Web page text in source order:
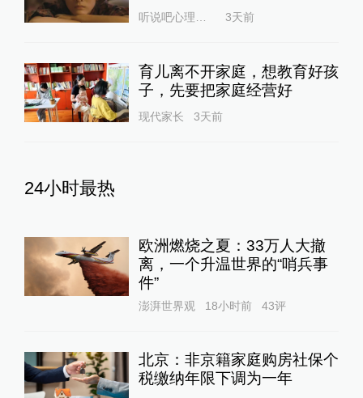
3天前
育儿离不开家庭，想教育好孩
子，先要把家庭经营好
现代家长 3天前
24小时最热
欧洲燃烧之夏：33万人大撤
离，一个升温世界的“哨兵事
件”
澎湃世界观 18小时前 43评
北京：非京籍家庭购房社保个
税缴纳年限下调为一年